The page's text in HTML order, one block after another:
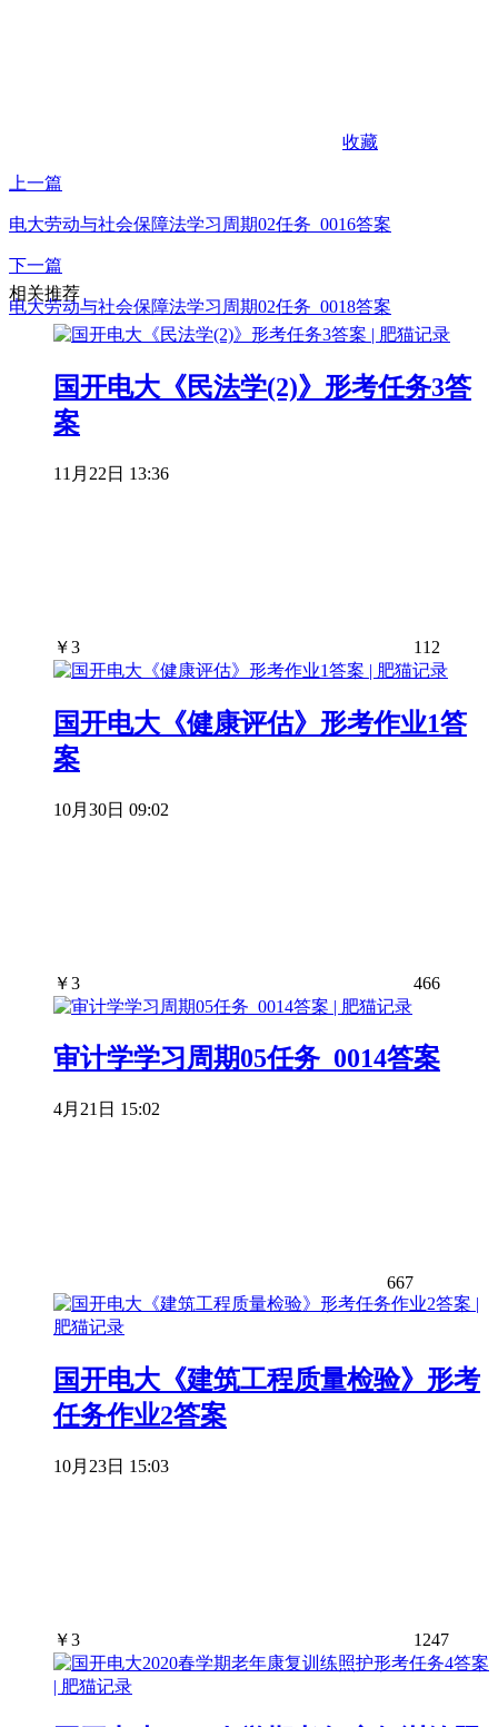
收藏
上一篇
电大劳动与社会保障法学习周期02任务_0016答案
下一篇
电大劳动与社会保障法学习周期02任务_0018答案
相关推荐
国开电大《民法学(2)》形考任务3答
案
11月22日 13:36
￥3 112
国开电大《健康评估》形考作业1答
案
10月30日 09:02
￥3 466
审计学学习周期05任务_0014答案
4月21日 15:02
667
国开电大《建筑工程质量检验》形考
任务作业2答案
10月23日 15:03
￥3 1247